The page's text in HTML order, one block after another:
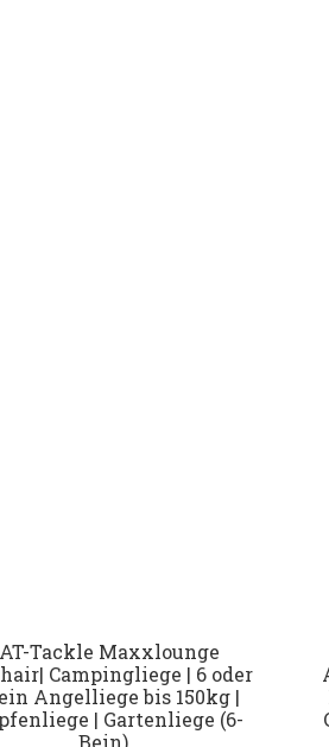
Tackle Maxxlounge
Campingliege | 6 oder
Angelliege bis 150kg |
| Gartenliege (6-
Bein)